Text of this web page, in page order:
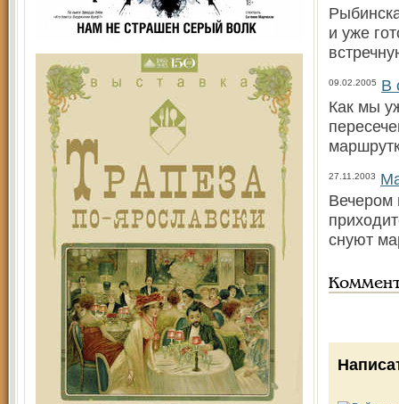
и уже
09.02.2005
В
Как мы
27.11.2003
Вечером
снуют